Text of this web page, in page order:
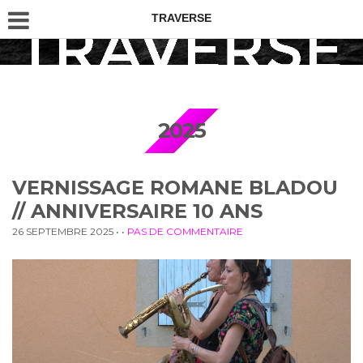
TRAVERSE
2025
VERNISSAGE ROMANE BLADOU
// ANNIVERSAIRE 10 ANS
26 SEPTEMBRE 2025 • • PAS DE COMMENTAIRE